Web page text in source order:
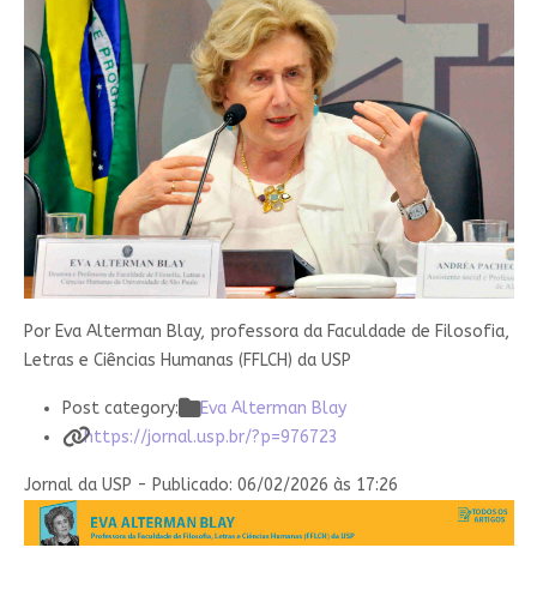
Por Eva Alterman Blay, professora da Faculdade de Filosofia,
Letras e Ciências Humanas (FFLCH) da USP
Post category:
Eva Alterman Blay
https://jornal.usp.br/?p=976723
Jornal da USP - Publicado: 06/02/2026 às 17:26